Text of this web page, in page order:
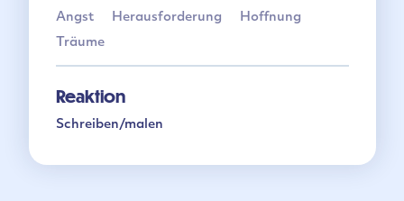
Angst Herausforderung
Hoffnung
Träume
Reaktion
Schreiben/malen